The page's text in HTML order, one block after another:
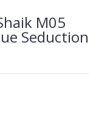
M05
Seduction